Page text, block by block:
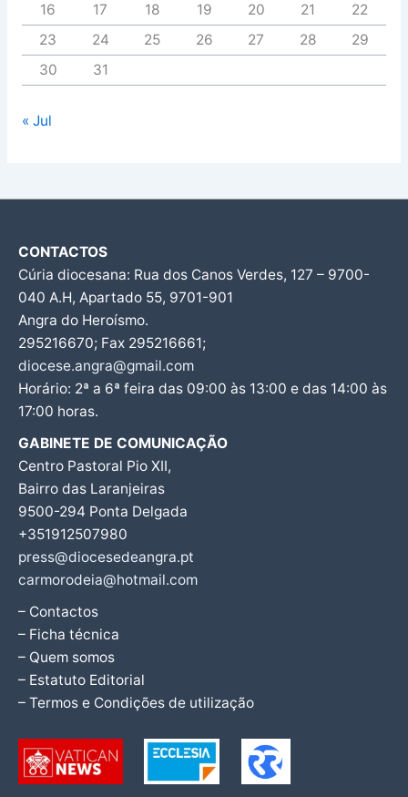
16
17 18 19 20 21
22
23
24 25 26 27 28
29
30
31
« Jul
CONTACTOS
Cúria diocesana: Rua dos Canos Verdes, 127 – 9700-
040 A.H, Apartado 55, 9701-901
Angra do Heroísmo.
295216670; Fax 295216661;
diocese.angra@gmail.com
Horário: 2ª a 6ª feira das 09:00 às 13:00 e das 14:00 às
17:00 horas.
GABINETE DE COMUNICAÇÃO
Centro Pastoral Pio XII,
Bairro das Laranjeiras
9500-294 Ponta Delgada
+351912507980
press@diocesedeangra.pt
carmorodeia@hotmail.com
– Contactos
– Ficha técnica
– Quem somos
– Estatuto Editorial
– Termos e Condições de utilização